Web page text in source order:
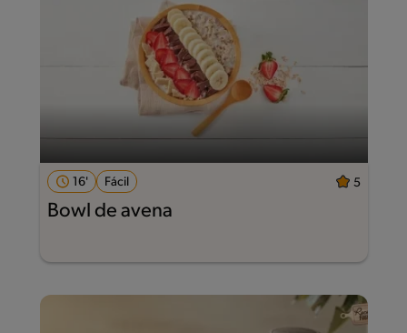
16' Fácil 5
Bowl de avena